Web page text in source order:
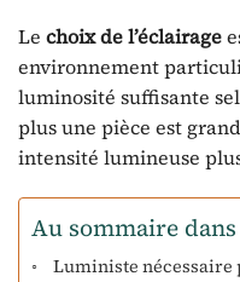
Le choix de l’éclairage
environnement
luminosité suffisante
plus une pièce est
intensité lumineuse
Au sommaire
Luministe nécessaire